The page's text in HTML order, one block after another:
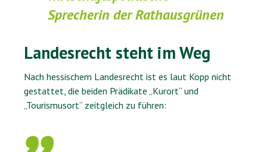
Sprecherin der Rathausgrünen
Landesrecht steht im Weg
Nach hessischem Landesrecht ist es laut Köpp nicht
gestattet, die beiden Prädikate „Kurort“ und
„Tourismusort“ zeitgleich zu führen: